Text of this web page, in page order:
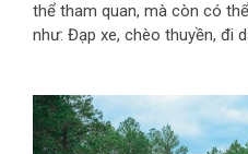
thể tham quan, mà còn có
như: Đạp xe, chèo thuyền, đi